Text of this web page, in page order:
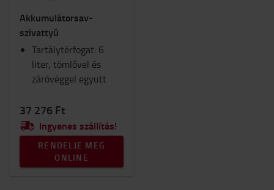
Ülések
RAM-konzol
Munkaruha
Téli
Munkahely és raktár
Fogyóeszközök
Kategória
Akkumulátor-karbantartás
Akkumulátorsav-
szivattyú
Tartálytérfogat: 6
liter, tömlővel és
záróvéggel együtt
37 276 Ft
Ingyenes szállítás!
RENDELJE MEG
ONLINE